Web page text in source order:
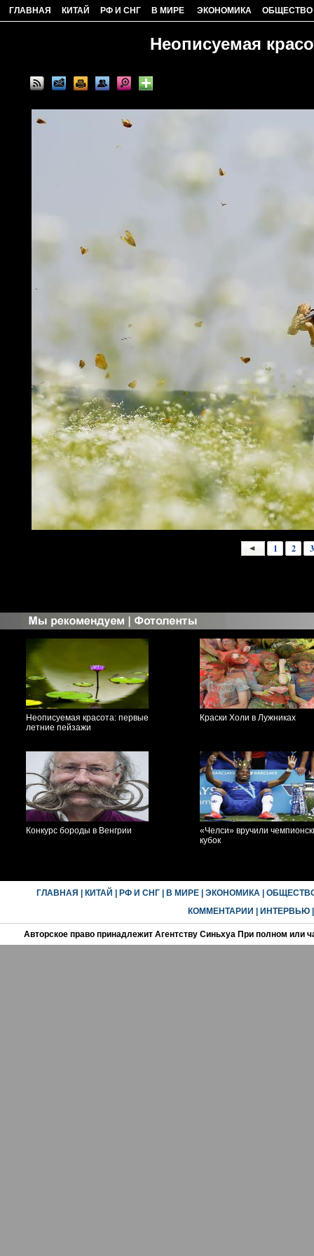
ГЛАВНАЯ КИТАЙ РФ И СНГ В МИРЕ ЭКОНОМИКА ОБЩЕСТВО
Неописуемая
1 2 3
Неописуемая красота: первые
летние пейзажи
Краски Холи в Лужниках
Конкурс бороды в Венгрии
«Челси» вручили
кубок
ГЛАВНАЯ КИТАЙ РФ И СНГ| В МИРЕ| ЭКОНОМИКА|
КОММЕНТАРИИ
ИНТЕРВЬЮ
Авторское право принадлежит Агентству Синьхуа При полном или